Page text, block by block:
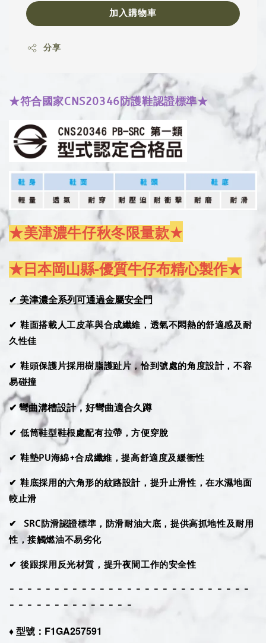
加入購物車
分享
★符合國家CNS20346防護鞋認證標準★
★美津濃牛仔秋冬限量款★
★日本岡山縣-優質牛仔布精心製作★
✔ 美津濃全系列可通過金屬安全門
✔ 鞋面搭載人工皮革與合成纖維，透氣不悶熱的舒適感及耐
久性佳
✔ 鞋頭保護片採用樹脂護趾片，恰到號處的角度設計，不容
易碰撞
✔ 彎曲溝槽設計，好彎曲適合久蹲
✔ 低筒鞋型鞋根處配有拉帶，方便穿脫
✔ 鞋墊PU海綿+合成纖維，提高舒適度及緩衝性
✔ 鞋底採用的六角形的紋路設計，提升止滑性，在水濕地面
較止滑
✔ SRC防滑認證標準，防滑耐油大底，提供高抓地性及耐用
性，接觸燃油不易劣化
✔ 後跟採用反光材質，提升夜間工作的安全性
- - - - - - - - - - - - - - - - - - - - - - - - - - -
- - - - - - - - - - - - - -
♦︎ 型號：F1GA257591